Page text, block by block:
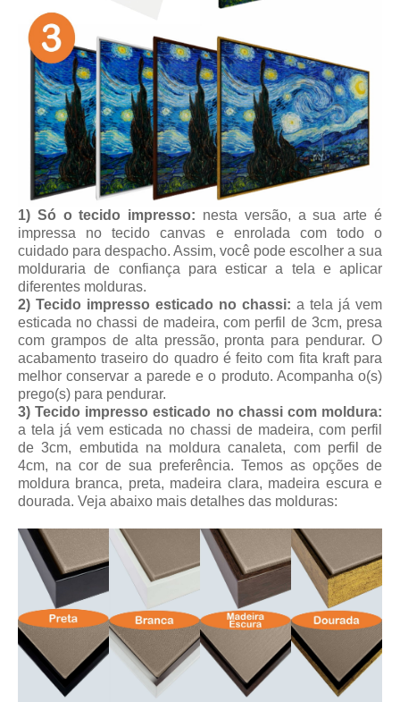
1) Só o tecido impresso: nesta versão, a sua arte é
impressa no tecido canvas e enrolada com todo o
cuidado para despacho. Assim, você pode escolher a sua
molduraria de confiança para esticar a tela e aplicar
diferentes molduras.
2) Tecido impresso esticado no chassi: a tela já vem
esticada no chassi de madeira, com perfil de 3cm, presa
com grampos de alta pressão, pronta para pendurar. O
acabamento traseiro do quadro é feito com fita kraft para
melhor conservar a parede e o produto. Acompanha o(s)
prego(s) para pendurar.
3) Tecido impresso esticado no chassi com moldura:
a tela já vem esticada no chassi de madeira, com perfil
de 3cm, embutida na moldura canaleta, com perfil de
4cm, na cor de sua preferência. Temos as opções de
moldura branca, preta, madeira clara, madeira escura e
dourada. Veja abaixo mais detalhes das molduras: